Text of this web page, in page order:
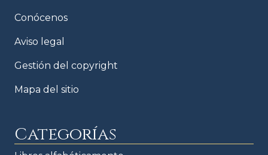
Conócenos
Aviso legal
Gestión del copyright
Mapa del sitio
Categorías